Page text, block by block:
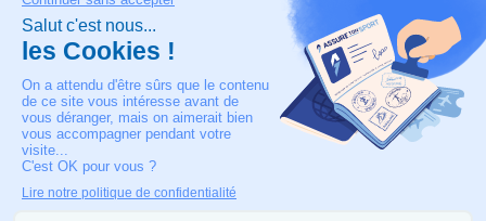
Contatti
Rischi dell'evento
Nota legale
IL NOSTRO CONTATTO
+33 4 90 63 34 07
Assistenza medica 24/7